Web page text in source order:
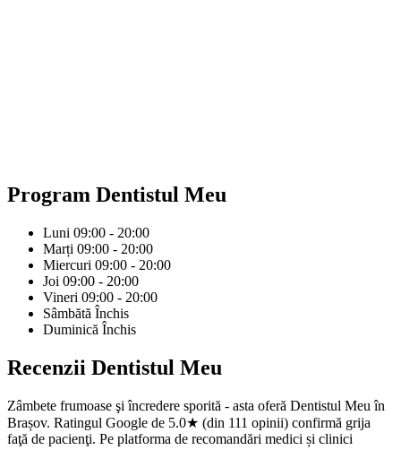
Program Dentistul Meu
Luni 09:00 - 20:00
Marți 09:00 - 20:00
Miercuri 09:00 - 20:00
Joi 09:00 - 20:00
Vineri 09:00 - 20:00
Sâmbătă Închis
Duminică Închis
Recenzii Dentistul Meu
Zâmbete frumoase şi încredere sporită - asta oferă Dentistul Meu în
Brașov. Ratingul Google de 5.0★ (din 111 opinii) confirmă grija
faţă de pacienţi. Pe platforma de recomandări medici și clinici